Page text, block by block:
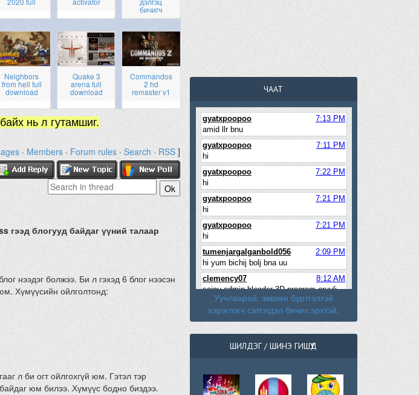
бичигч
Neighbors
from hell full
download
Quake 3
arena full
download
Commandos
2 hd
remaster v1
нь л гутамшиг.
·Members·Forum rules·Search·RSS]
гээд блогууд байдаг үүний талаар
нээдэг болжээ. Би л гэхэд 6 блог нээсэн
Хүмүүсийн ойлголтонд:
л би огт ойлгохгүй юм. Гэтэл тэр
юм билээ. Хүмүүс бодно биздээ.
ЧААТ
Уучлаарай, зөвхөн бүртгэлтэй
хэрэглэгч сэтгэгдэл бичих эрхтэй.
ШИЛДЭГ / ШИНЭ ГИШҮҮД